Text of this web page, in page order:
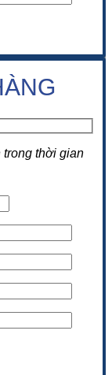
thời gian